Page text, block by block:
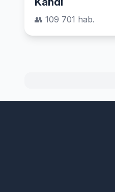
👥 109 701 hab.